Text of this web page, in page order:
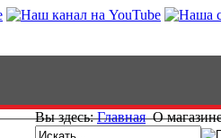
Вы здесь:Главная О